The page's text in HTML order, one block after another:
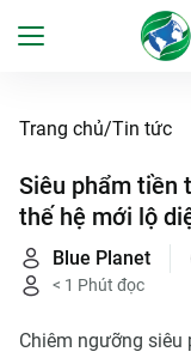
Trang chủ Tin tức
Siêu phẩm tiền
thế hệ mới lộ
Blue Planet
< 1 Phút đọc
Chiêm ngưỡng siêu